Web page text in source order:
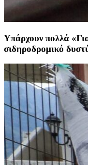
Υπάρχουν πολλά
σιδηροδρομικό